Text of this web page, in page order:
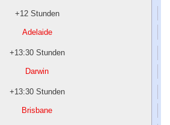
+12 Stunden
Adelaide
+13:30 Stunden
Darwin
+13:30 Stunden
Brisbane